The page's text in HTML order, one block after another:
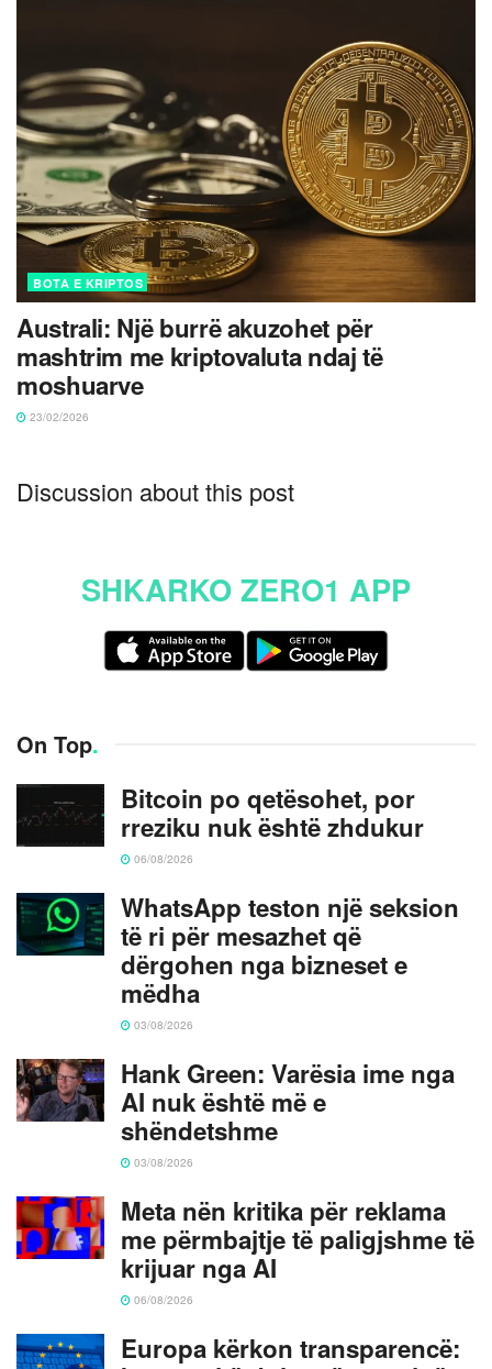
BOTA E KRIPTOS
Australi: Një burrë akuzohet për
mashtrim me kriptovaluta ndaj të
moshuarve
23/02/2026
Discussion about this post
SHKARKO ZERO1 APP
On Top.
Bitcoin po qetësohet, por
rreziku nuk është zhdukur
06/08/2026
WhatsApp teston një seksion
të ri për mesazhet që
dërgohen nga bizneset e
mëdha
03/08/2026
Hank Green: Varësia ime nga
AI nuk është më e
shëndetshme
03/08/2026
Meta nën kritika për reklama
me përmbajtje të paligjshme të
krijuar nga AI
06/08/2026
Europa kërkon transparencë: